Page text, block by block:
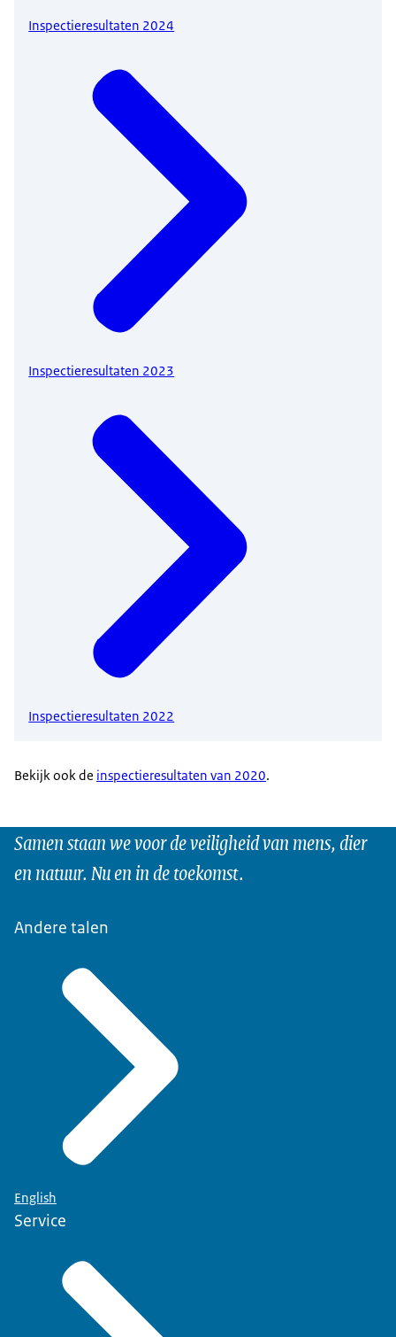
Inspectieresultaten 2024
Inspectieresultaten 2023
Inspectieresultaten 2022
Bekijk ook de inspectieresultaten van 2020.
Samen staan we voor de veiligheid van mens, dier
en natuur. Nu en in de toekomst.
Andere talen
English
Service